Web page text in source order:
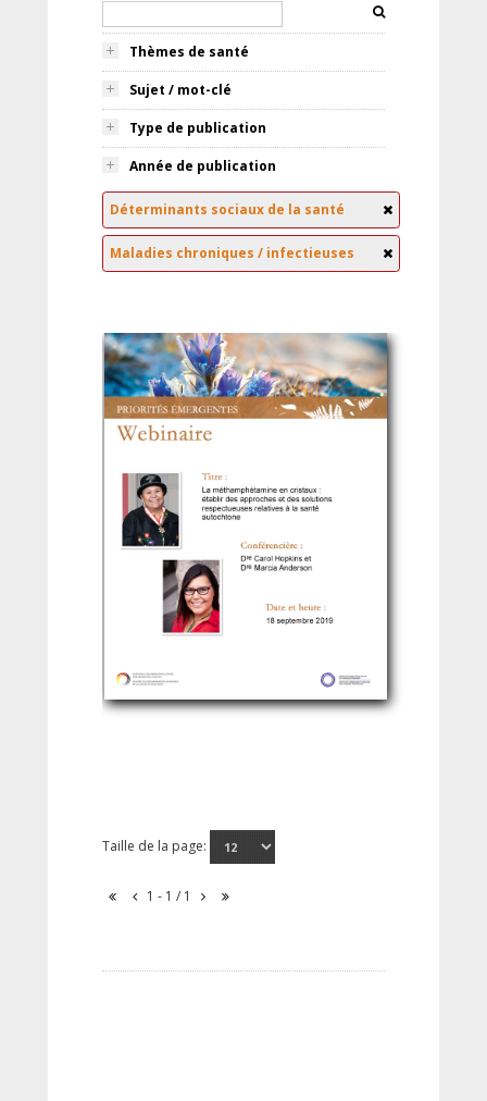
Thèmes de santé
Sujet / mot-clé
Type de publication
Année de publication
Déterminants sociaux de la santé
Maladies chroniques / infectieuses
Taille de la page:
1 - 1 / 1